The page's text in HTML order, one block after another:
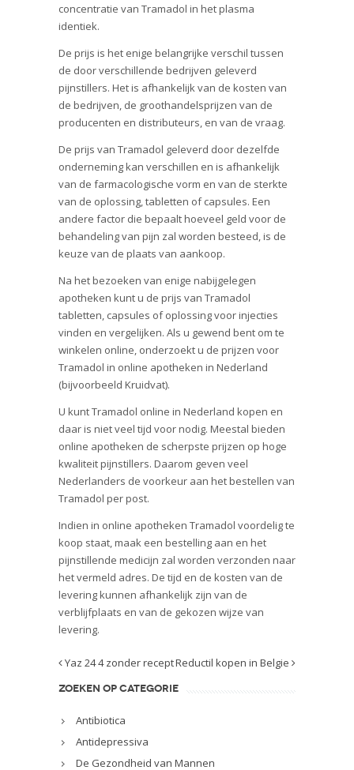
concentratie van Tramadol in het plasma
identiek.
De prijs is het enige belangrijke verschil tussen
de door verschillende bedrijven geleverd
pijnstillers. Het is afhankelijk van de kosten van
de bedrijven, de groothandelsprijzen van de
producenten en distributeurs, en van de vraag.
De prijs van Tramadol geleverd door dezelfde
onderneming kan verschillen en is afhankelijk
van de farmacologische vorm en van de sterkte
van de oplossing, tabletten of capsules. Een
andere factor die bepaalt hoeveel geld voor de
behandeling van pijn zal worden besteed, is de
keuze van de plaats van aankoop.
Na het bezoeken van enige nabijgelegen
apotheken kunt u de prijs van Tramadol
tabletten, capsules of oplossing voor injecties
vinden en vergelijken. Als u gewend bent om te
winkelen online, onderzoekt u de prijzen voor
Tramadol in online apotheken in Nederland
(bijvoorbeeld Kruidvat).
U kunt Tramadol online in Nederland kopen en
daar is niet veel tijd voor nodig. Meestal bieden
online apotheken de scherpste prijzen op hoge
kwaliteit pijnstillers. Daarom geven veel
Nederlanders de voorkeur aan het bestellen van
Tramadol per post.
Indien in online apotheken Tramadol voordelig te
koop staat, maak een bestelling aan en het
pijnstillende medicijn zal worden verzonden naar
het vermeld adres. De tijd en de kosten van de
levering kunnen afhankelijk zijn van de
verblijfplaats en van de gekozen wijze van
levering.
Yaz 24 4 zonder receptReductil kopen in Belgie
ZOEKEN OP CATEGORIE
Antibiotica
Antidepressiva
De Gezondheid van Mannen